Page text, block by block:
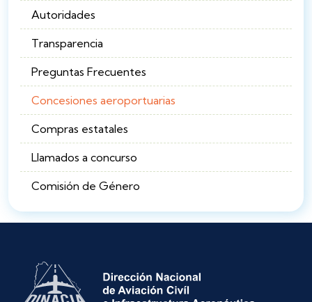
Autoridades
Transparencia
Preguntas Frecuentes
Concesiones aeroportuarias
Compras estatales
Llamados a concurso
Comisión de Género